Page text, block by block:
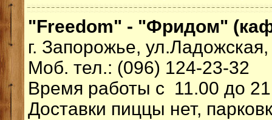
"Freedom" - "Фридом"
г. Запорожье,
Моб. тел.: (096) 124-23-32
Время работы с 11.00 до
Доставки пиццы нет,